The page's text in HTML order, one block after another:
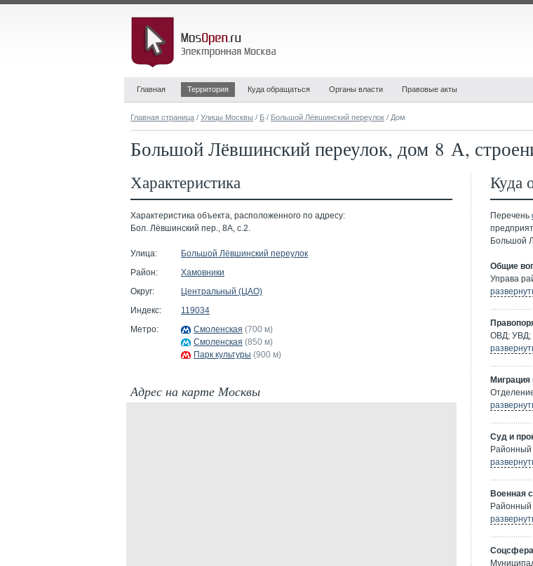
Главная Территория Куда обращаться Органы власти Правовые акты
Главная страница / Улицы Москвы / Б / Большой Лёвшинский переулок / Дом
Большой Лёвшинский переулок, дом 8 А,
Характеристика
Характеристика объекта, расположенного по адресу:
Бол. Лёвшинский пер., 8А, с.2.
Улица:
Большой Лёвшинский переулок
Район:
Хамовники
Округ:
Центральный (ЦАО)
Индекс:
119034
Метро:
Смоленская (700 м)
Смоленская (850 м)
Парк культуры (900 м)
Адрес на карте Москвы
Куда
Перечень
Большой
Общие
Управа
ОВД; УВД;
Миграция
Суд и
Военная
Районный
Соцсфера